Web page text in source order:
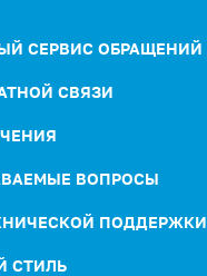
СЕРВИС ОБРАЩЕНИЙ
СВЯЗИ
ВОПРОСЫ
ПОДДЕРЖКИ
СТИЛЬ